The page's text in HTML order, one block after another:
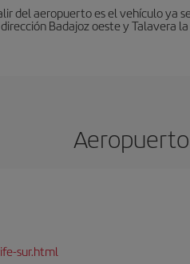
del aeropuerto es el vehículo
Badajoz oeste y Talavera
sur.html